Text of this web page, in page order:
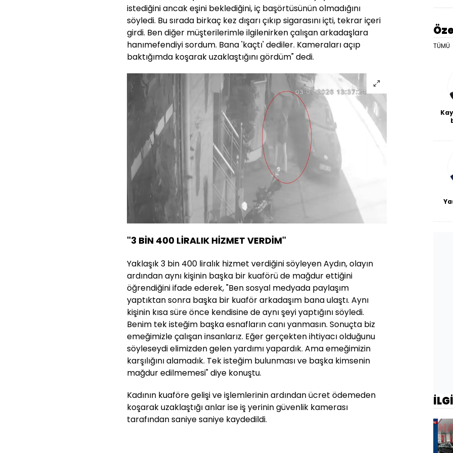
istediğini ancak eşini beklediğini, iç başörtüsünün olmadığını
söyledi. Bu sırada birkaç kez dışarı çıkıp sigarasını içti, tekrar içeri
girdi. Ben diğer müşterilerimle ilgilenirken çalışan arkadaşlara
hanımefendiyi sordum. Bana 'kaçtı' dediler. Kameraları açıp
baktığımda koşarak uzaklaştığını gördüm" dedi.
"3 BİN 400 LİRALIK HİZMET VERDİM"
Yaklaşık 3 bin 400 liralık hizmet verdiğini söyleyen Aydın, olayın
ardından aynı kişinin başka bir kuaförü de mağdur ettiğini
öğrendiğini ifade ederek, "Ben sosyal medyada paylaşım
yaptıktan sonra başka bir kuaför arkadaşım bana ulaştı. Aynı
kişinin kısa süre önce kendisine de aynı şeyi yaptığını söyledi.
Benim tek isteğim başka esnafların canı yanmasın. Sonuçta biz
emeğimizle çalışan insanlarız. Eğer gerçekten ihtiyacı olduğunu
söyleseydi elimizden gelen yardımı yapardık. Ama emeğimizin
karşılığını alamadık. Tek isteğim bulunması ve başka kimsenin
mağdur edilmemesi" diye konuştu.
Kadının kuaföre gelişi ve işlemlerinin ardından ücret ödemeden
koşarak uzaklaştığı anlar ise iş yerinin güvenlik kamerası
tarafından saniye saniye kaydedildi.
TÜMÜ